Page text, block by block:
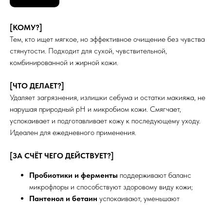
[КОМУ?]
Тем, кто ищет мягкое, но эффективное очищение без чувства
стянутости. Подходит для сухой, чувствительной,
комбинированной и жирной кожи.
[ЧТО ДЕЛАЕТ?]
Удаляет загрязнения, излишки себума и остатки макияжа, не
нарушая природный pH и микробиом кожи. Смягчает,
успокаивает и подготавливает кожу к последующему уходу.
Идеален для ежедневного применения.
[ЗА СЧЁТ ЧЕГО ДЕЙСТВУЕТ?]
Пробиотики и ферменты поддерживают баланс
микрофлоры и способствуют здоровому виду кожи;
Пантенол и бетаин успокаивают, уменьшают